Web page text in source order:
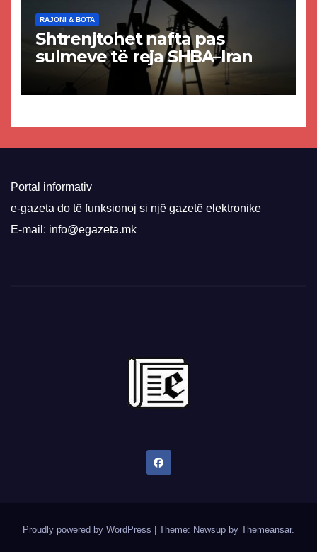
RAJONI & BOTA
Shtrenjtohet nafta pas
sulmeve të reja SHBA–Iran
Portal informativ
e-gazeta do të funksionoj si një gazetë elektronike
E-mail: info@egazeta.mk
Proudly powered by WordPress | Theme: Newsup by Themeansar.